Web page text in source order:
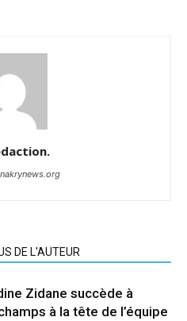
DE L'AUTEUR
Zidane succède à
à la tête de l’équipe